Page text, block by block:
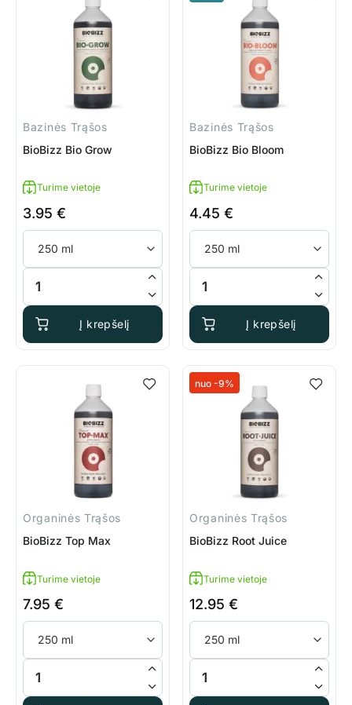
Bazinės Trąšos
BioBizz Bio Grow
Turime vietoje
3.95 €
produkto kiekis: BioBizz Bio Grow
Į krepšelį
Bazinės Trąšos
BioBizz Bio Bloom
Turime vietoje
4.45 €
produkto kiekis: BioBizz Bio
Į krepšelį
Organinės Trąšos
BioBizz Top Max
Turime vietoje
7.95 €
produkto kiekis: BioBizz Top Max
nuo -9%
Organinės Trąšos
BioBizz Root Juice
Turime vietoje
12.95 €
produkto kiekis: BioBizz Root